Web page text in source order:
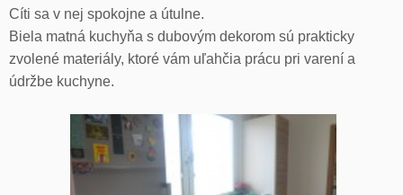
Cíti sa v nej spokojne a útulne.
Biela matná kuchyňa s dubovým dekorom sú prakticky
zvolené materiály, ktoré vám uľahčia prácu pri varení a
údržbe kuchyne.